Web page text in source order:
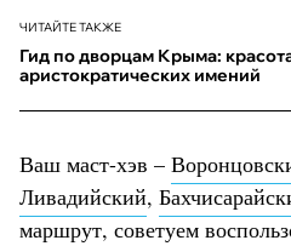
ЧИТАЙТЕ ТАКЖЕ
Гид по дворцам Крыма:
аристократических имений
Ваш маст-хэв –
Ливадийский,
маршрут, советуем